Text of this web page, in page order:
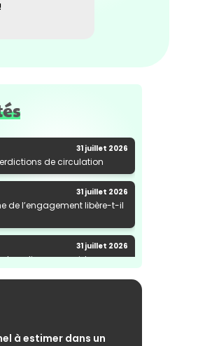
31 juillet 2026
de circulation
31 juillet 2026
de l’engagement libère-t-il
31 juillet 2026
: une aide
à estimer dans un